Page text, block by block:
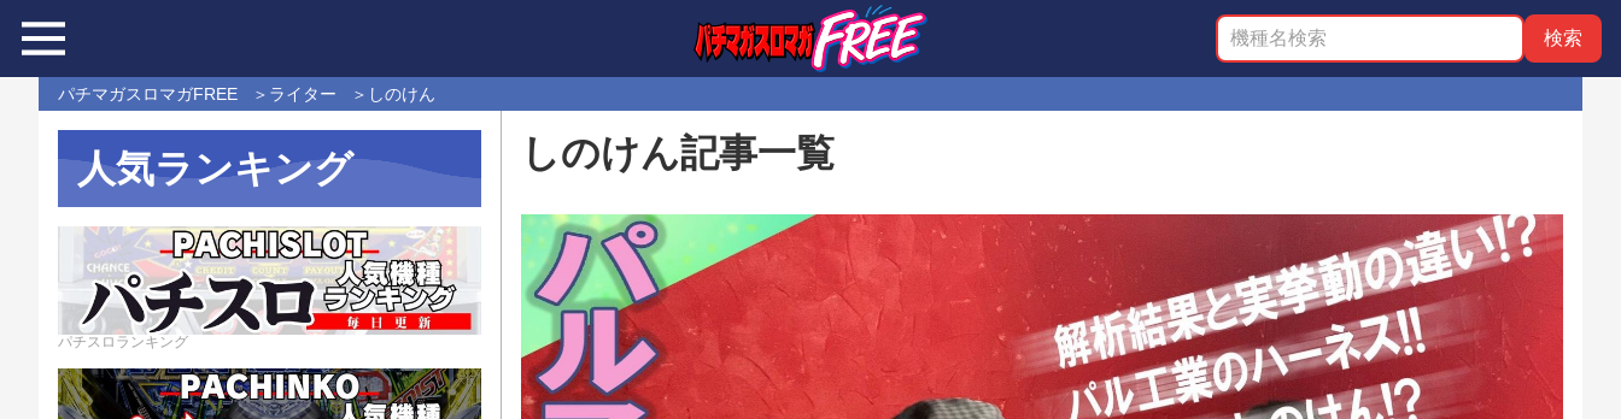
パチマガスロマガFREE ライター しのけん
しのけん記事一覧
人気ランキング
パチスロランキング